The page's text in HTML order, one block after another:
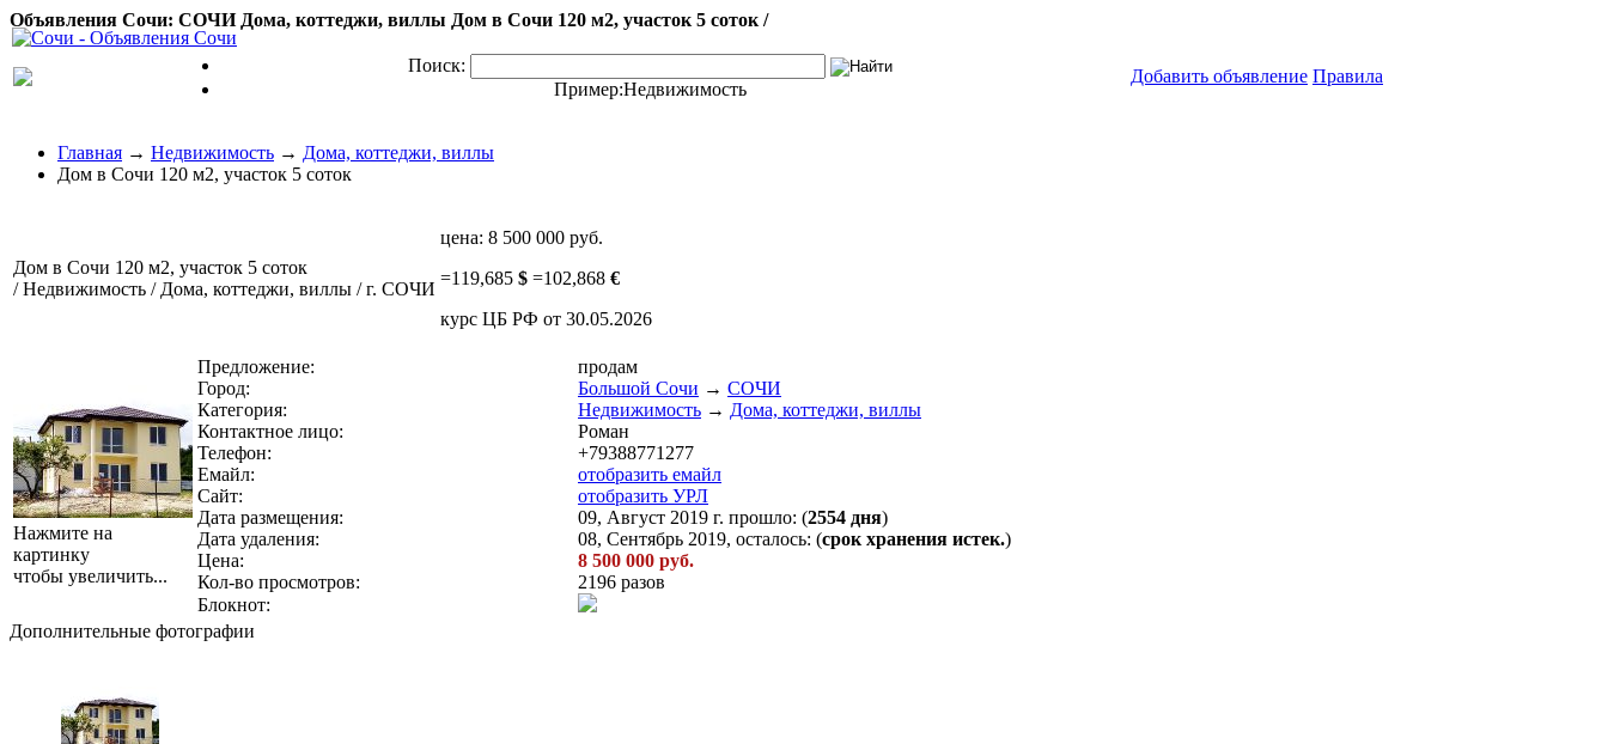
Объявления Сочи: СОЧИ Дома, коттеджи, виллы Дом в Сочи 120 м2, участок 5 соток /
Поиск:
Пример:Недвижимость
Добавить объявление Правила
Главная → Недвижимость → Дома, коттеджи, виллы
Дом в Сочи 120 м2, участок 5 соток
Дом в Сочи 120 м2, участок 5 соток
/ Недвижимость / Дома, коттеджи, виллы / г. СОЧИ
цена: 8 500 000 руб.
=119,685 $ =102,868 €
курс ЦБ РФ от 30.05.2026
Нажмите на
картинку
чтобы увеличить...
Предложение:
продам
Город:
Большой Сочи → СОЧИ
Категория:
Недвижимость → Дома, коттеджи, виллы
Контактное лицо:
Роман
Телефон:
+79388771277
Емайл:
отобразить емайл
Сайт:
отобразить УРЛ
Дата размещения:
09, Август 2019 г. прошло: (2554 дня)
Дата удаления:
08, Сентябрь 2019, осталось: (срок хранения истек.)
Цена:
8 500 000 руб.
Кол-во просмотров:
2196 разов
Блокнот:
Дополнительные фотографии